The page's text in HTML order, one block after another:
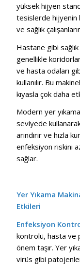
yüksek hijyen
tesislerde hijyenin
ve sağlık
Hastane gibi
genellikle
ve hasta odaları
kullanılır. Bu
kıyasla çok daha
Modern yer
seviyede
arındırır ve hızla
enfeksiyon riskini
sağlar.
Yer Yıkama
Etkileri
Enfeksiyon
kontrolü, hasta ve
önem taşır. Yer
virüs gibi